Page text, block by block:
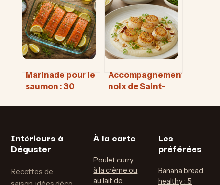
sauces et 3
protéines pour
un repas
équilibré
réussir un plat
fondant sans eau
Marinade pour le
saumon : 30
et 3 erreurs
Accompagnement
noix de Saint-
4 idées pour
Intérieurs à
Déguster
Recettes de
saison, idées déco
À la carte
Poulet curry
à la crème ou
au lait de
Les
préférées
Banana bread
healthy : 5